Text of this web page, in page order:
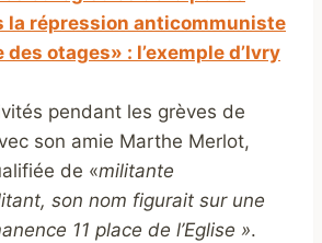
la répression anticommuniste
otages» : l’exemple d’Ivry
pendant les grèves de
son amie Marthe Merlot,
de «militante
son nom figurait sur une
11 place de l’Eglise ».